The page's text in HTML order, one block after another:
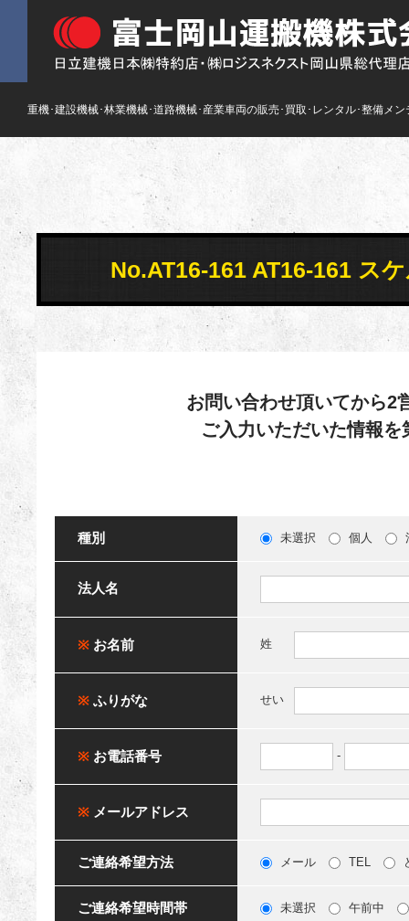
重機･建設機械･林業機械･道路機械･産業車両の販売･買取･レンタル･整備メン
No.AT16-161 AT16-161 ス
お問い合わせ頂いてから2
ご入力いただいた情報
種別 未選択 個人
法人名
※ お名前 姓
※ ふりがな せい
※ お電話番号 -
※ メールアドレス
ご連絡希望方法 メール TEL
ご連絡希望時間帯 未選択 午前中